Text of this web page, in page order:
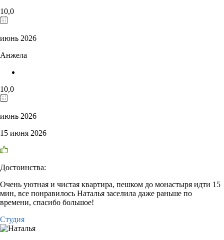
10,0
июнь 2026
Анжела
10,0
июнь 2026
15 июня 2026
Достоинства:
Очень уютная и чистая квартира, пешком до монастыря идти 15
мин, все понравилось Наталья заселила даже раньше по
времени, спасибо большое!
Студия